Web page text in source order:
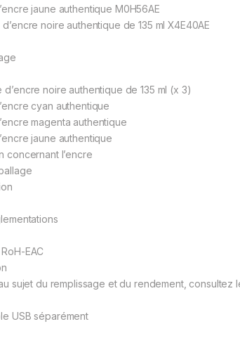
jaune authentique M0H56AE
noire authentique de 135 ml X4E40AE
d’encre noire authentique de 135 ml (x 3)
cyan authentique
magenta authentique
jaune authentique
concernant l’encre
EAC
sujet du remplissage et du rendement,
USB séparément